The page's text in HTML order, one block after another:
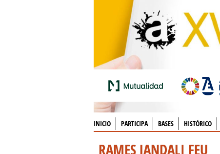
INICIO PARTICIPA BASES HISTÓRICO
RAMES JANDALI FEU